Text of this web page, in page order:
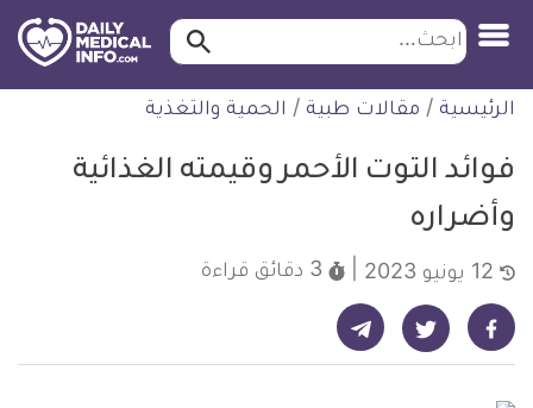
التخطي
للمحتوى
طبية
ابحث ابحث…
الرئيسية / مقالات طبية / الحمية والتغذية
فوائد التوت الأحمر وقيمته الغذائية
وأضراره
3 دقائق قراءة
شارك على فيسبوك - ديلي ميديكال انفو شارك على تويتر - ديلي ميديكال انفو شارك على تيليجرام - ديلي ميديكال انفو